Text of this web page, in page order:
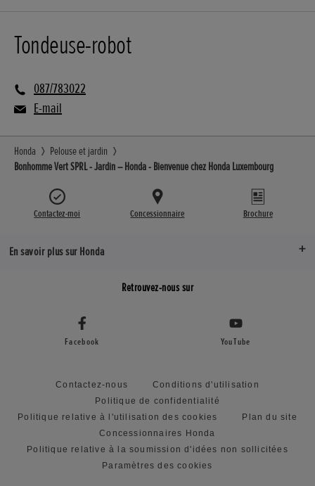
Tondeuse-robot
087/783022
E-mail
Honda
Pelouse et jardin
Bonhomme Vert SPRL - Jardin – Honda - Bienvenue chez Honda Luxembourg
Contactez-moi Concessionnaire Brochure
En savoir plus sur Honda
Retrouvez-nous sur
Facebook YouTube
Contactez-nous
Conditions d'utilisation
Politique de confidentialité
Politique relative à l'utilisation des cookies
Plan du site
Concessionnaires Honda
Politique relative à la soumission d'idées non sollicitées
Paramètres des cookies